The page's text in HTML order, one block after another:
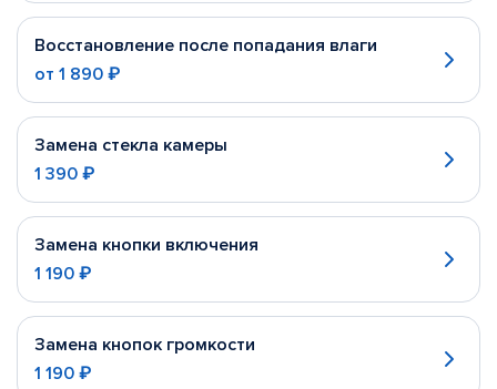
Восстановление после попадания влаги
от 1 890 ₽
Замена стекла камеры
1 390 ₽
Замена кнопки включения
1 190 ₽
Замена кнопок громкости
1 190 ₽